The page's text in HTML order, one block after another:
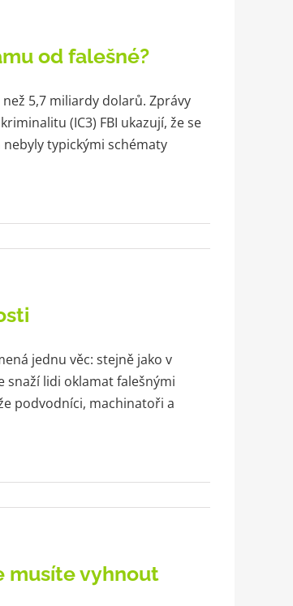
od falešné?
5,7 miliardy dolarů. Zprávy
(IC3) FBI ukazují, že se
typickými schématy
jednu věc: stejně jako v
lidi oklamat falešnými
podvodníci, machinatoři a
musíte vyhnout